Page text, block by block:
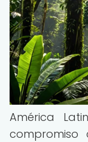
América